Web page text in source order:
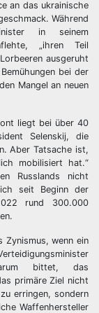
an das ukrainische
Während
in seinem
„ihren Teil
ausgeruht
bei der
Mangel an neuen
liegt bei über 40
Selenskij, die
Aber Tatsache ist,
mobilisiert hat.“
Russlands nicht
seit Beginn der
rund 300.000
wenn ein
bittet, das
primäre Ziel nicht
erringen, sondern
Waffenhersteller